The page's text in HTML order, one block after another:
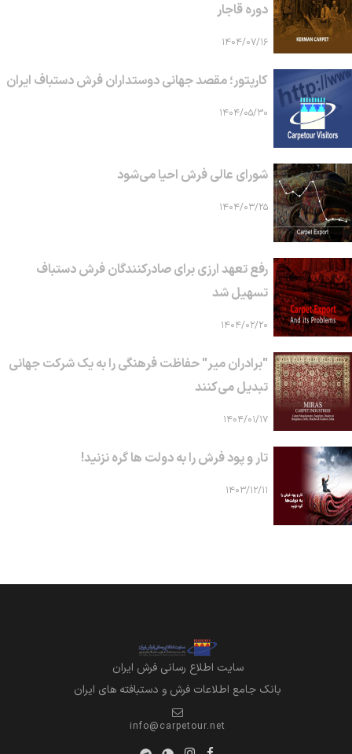
دوره قاجار
۱۴۰۴/۰۷/۱۶
کارپتور؛ مقصد جهانی دوستداران فرش دستباف ایران
۱۴۰۴/۰۵/۳۰
شورای عالی فرش احیا می‌شود
۱۴۰۴/۰۳/۲۵
رفع تعهد ارزی برای صادرکنندگان فرش دستباف
تسهیل شد
۱۴۰۴/۰۲/۲۰
"برادران میر" حفاظت فرهنگی را به یک شرکت جهانی
تبدیل می‌کنند
۱۴۰۴/۰۱/۱۷
تار و پود فرش را به دولت ها گره نزنید!
۱۴۰۳/۱۲/۱۱
سايت اطلاع رساني فرش ايران
بانک جامع اطلاعات فرش و دستبافته های ایران
info@carpetour.net